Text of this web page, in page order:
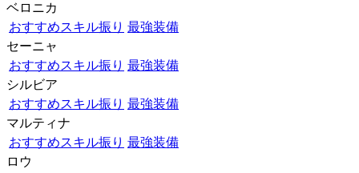
ベロニカ
おすすめスキル振り 最強装備
セーニャ
おすすめスキル振り 最強装備
シルビア
おすすめスキル振り 最強装備
マルティナ
おすすめスキル振り 最強装備
ロウ